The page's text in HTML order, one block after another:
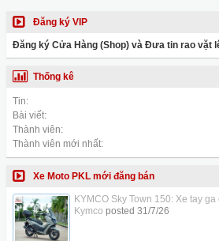
Đăng ký VIP
Đăng ký Cửa Hàng (Shop) và Đưa tin rao vặt
Thống kê
Tin:
Bài viết:
Thành viên:
Thành viên mới nhất:
Xe Moto PKL mới đăng bán
KYMCO Sky Town 150: Xe tay
Kymco posted 31/7/26